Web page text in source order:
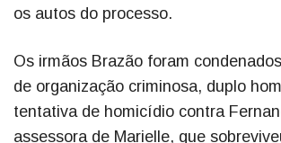
os autos do processo.
Os irmãos Brazão foram
de organização criminosa, duplo
tentativa de homicídio contra
assessora de Marielle, que